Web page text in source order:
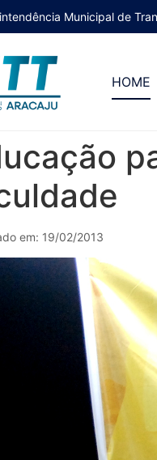
Municipal de
HOME
em: 19/02/2013